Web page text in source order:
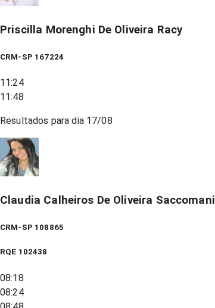
Priscilla Morenghi De Oliveira Racy
CRM-SP 167224
11:24
11:48
Resultados para dia 17/08
Claudia Calheiros De Oliveira Saccomani
CRM-SP 108865
RQE 102438
08:18
08:24